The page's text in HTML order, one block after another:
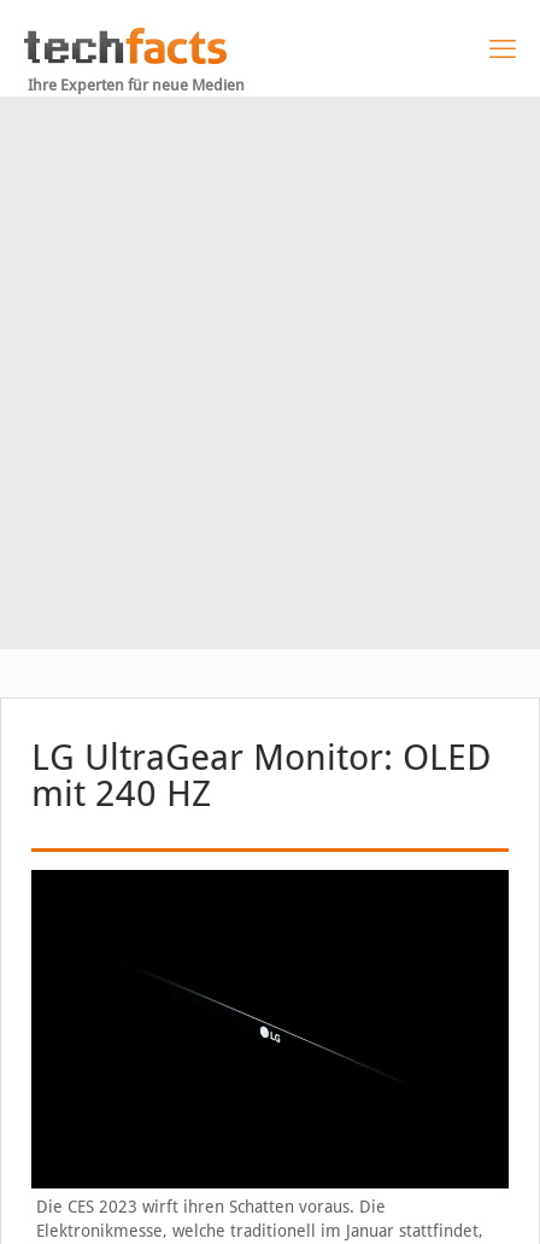
Ihre Experten für neue Medien
LG UltraGear Monitor: OLED
mit 240 HZ
Die CES 2023 wirft ihren Schatten voraus. Die
Elektronikmesse, welche traditionell im Januar stattfindet,